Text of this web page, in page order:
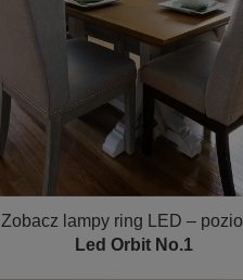
Zobacz lampy ring LED –
Led Orbit No.1